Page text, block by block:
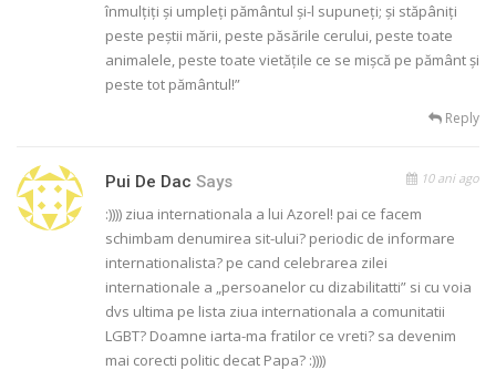
înmulţiţi şi umpleţi pământul şi-l supuneţi; şi stăpâniţi
peste peştii mării, peste păsările cerului, peste toate
animalele, peste toate vietăţile ce se mişcă pe pământ şi
peste tot pământul!”
Reply
Pui De Dac Says 10 ani ago
:)))) ziua internationala a lui Azorel! pai ce facem
schimbam denumirea sit-ului? periodic de informare
internationalista? pe cand celebrarea zilei
internationale a „persoanelor cu dizabilitatti” si cu voia
dvs ultima pe lista ziua internationala a comunitatii
LGBT? Doamne iarta-ma fratilor ce vreti? sa devenim
mai corecti politic decat Papa? :))))